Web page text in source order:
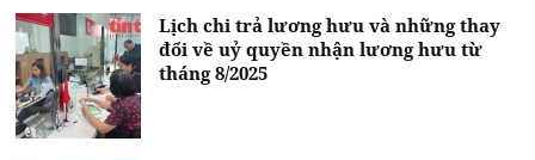
Lịch chi trả lương hưu và những thay
đổi về uỷ quyền nhận lương hưu từ
tháng 8/2025